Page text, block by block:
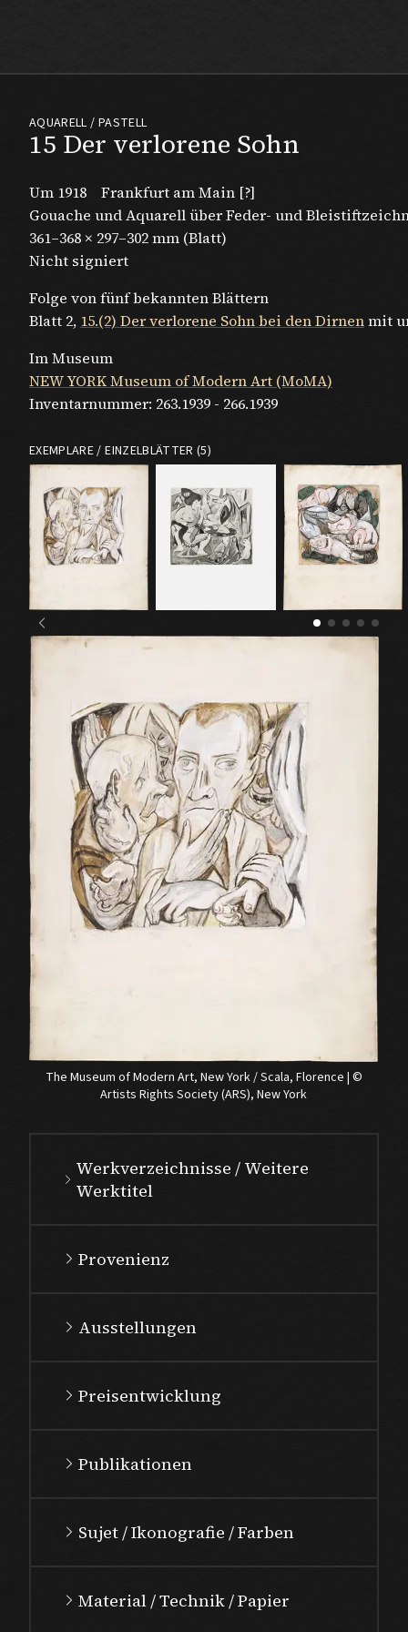
The Museum of Modern Art, New York / Scala, Florence | ©
Artists Rights Society (ARS), New York
15 Der verlorene Sohn
AQUARELL / PASTELL
Um 1918
Frankfurt am Main [?]
Gouache und Aquarell über Feder- und
361–368 × 297–302 mm (Blatt)
Nicht signiert
Folge von fünf bekannten Blättern
Blatt 2, 15.(2) Der verlorene Sohn bei den Dirnenmit
Im Museum
NEW YORK Museum of Modern Art (MoMA)
Inventarnummer: 263.1939 - 266.1939
EXEMPLARE / EINZELBLÄTTER (5)
Werkverzeichnisse / Weitere
Werktitel
Provenienz
Ausstellungen
Preisentwicklung
Publikationen
Sujet / Ikonografie / Farben
Material / Technik / Papier